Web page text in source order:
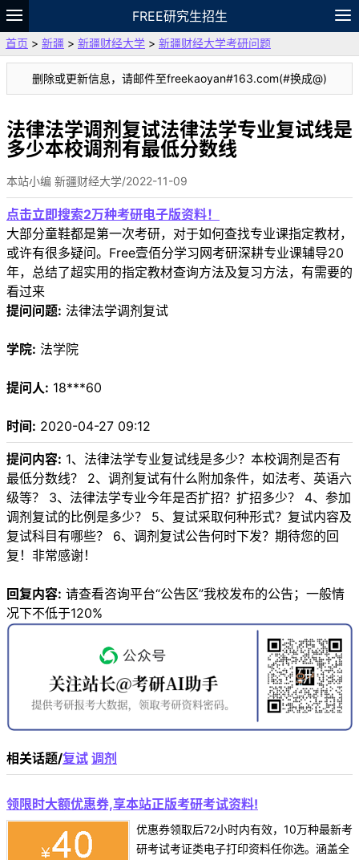
FREE研究生招生
题库
故事 专题 APP 笔记
论坛
VIP
资料
首页 > 新疆 > 新疆财经大学 > 新疆财经大学考研问题
删除或更新信息，请邮件至freekaoyan#163.com(#换成@)
法律法学调剂复试法律法学专业复试线是
多少本校调剂有最低分数线
本站小编 新疆财经大学/2022-11-09
点击立即搜索2万种考研电子版资料！
大部分童鞋都是第一次考研，对于如何查找专业课指定教材，
或许有很多疑问。Free壹佰分学习网考研深耕专业课辅导20
年，总结了超实用的指定教材查询方法及复习方法，有需要的
看过来
提问问题: 法律法学调剂复试
学院: 法学院
提问人: 18***60
时间: 2020-04-27 09:12
提问内容: 1、法律法学专业复试线是多少？本校调剂是否有
最低分数线？ 2、调剂复试有什么附加条件，如法考、英语六
级等？ 3、法律法学专业今年是否扩招？扩招多少？ 4、参加
调剂复试的比例是多少？ 5、复试采取何种形式？复试内容及
复试科目有哪些？ 6、调剂复试公告何时下发？期待您的回
复！非常感谢！
回复内容: 请查看咨询平台“公告区”我校发布的公告；一般情
况下不低于120%
相关话题/复试 调剂
领限时大额优惠券,享本站正版考研考试资料!
优惠券领取后72小时内有效，10万种最新考
研考试考证类电子打印资料任你选。涵盖全